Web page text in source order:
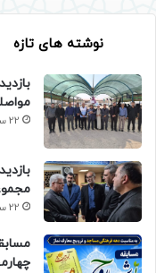
نوشته های تازه
22 ساعت پیش
22 ساعت پیش